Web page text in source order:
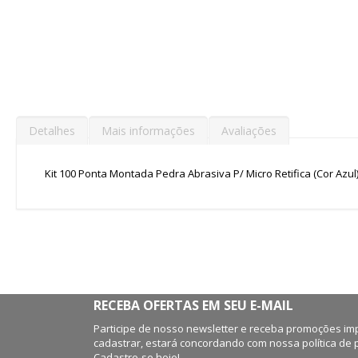
Detalhes
Kit 100 Ponta Montada Pedra Abrasiva P/ Micro Retifica (Cor Azul)
Mais informações Avaliações
RECEBA OFERTAS EM SEU E-MAIL
Participe de nosso newsletter e receba promoções
cadastrar, estará concordando com nossa política de